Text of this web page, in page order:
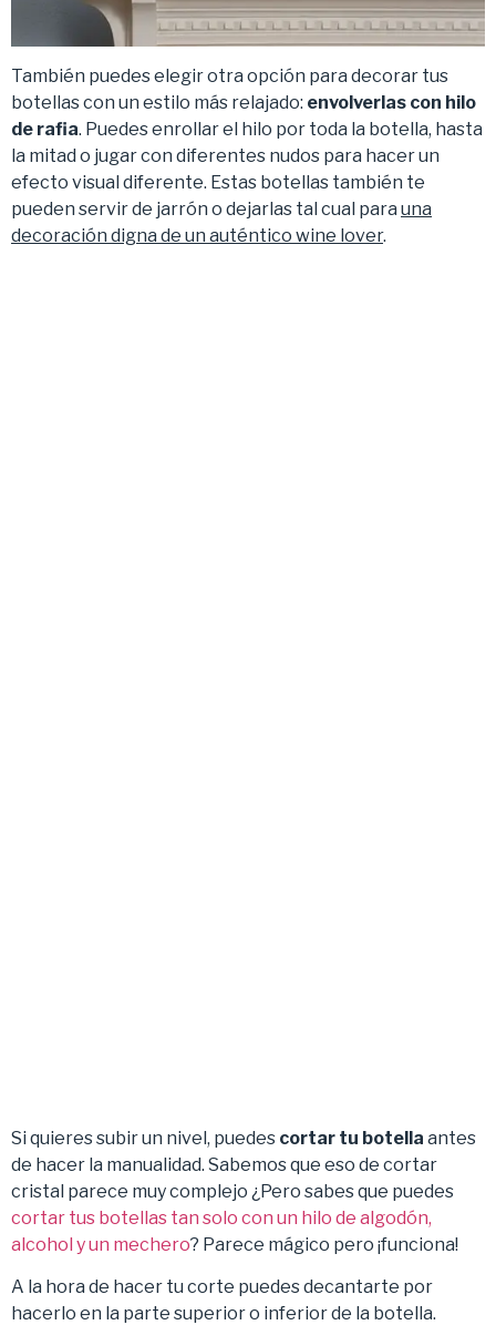
También puedes elegir otra opción para decorar tus
botellas con un estilo más relajado: envolverlas con hilo
de rafia. Puedes enrollar el hilo por toda la botella, hasta
la mitad o jugar con diferentes nudos para hacer un
efecto visual diferente. Estas botellas también te
pueden servir de jarrón o dejarlas tal cual para una
decoración digna de un auténtico wine lover.
Si quieres subir un nivel, puedes cortar tu botella antes
de hacer la manualidad. Sabemos que eso de cortar
cristal parece muy complejo ¿Pero sabes que puedes
cortar tus botellas tan solo con un hilo de algodón,
alcohol y un mechero? Parece mágico pero ¡funciona!
A la hora de hacer tu corte puedes decantarte por
hacerlo en la parte superior o inferior de la botella.